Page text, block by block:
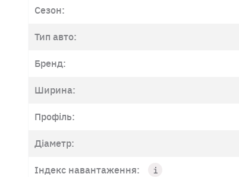
Сезон:
Тип авто:
Бренд:
Ширина:
Профіль:
Діаметр:
Індекс навантаження: